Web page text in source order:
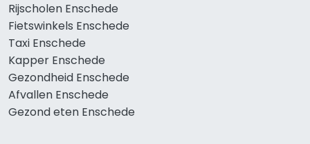
Rijscholen Enschede
Fietswinkels Enschede
Taxi Enschede
Kapper Enschede
Gezondheid Enschede
Afvallen Enschede
Gezond eten Enschede